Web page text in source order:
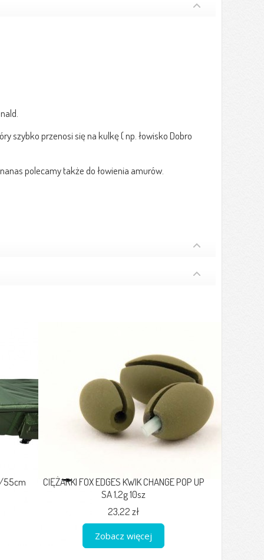
szybko przenosi się na kulkę ( np. łowisko Dobro
polecamy także do łowienia amurów.
55cm
CIĘŻARKI FOX EDGES KWIK CHANGE POP UP
SA 1,2g 10sz
23,22 zł
Zobacz więcej